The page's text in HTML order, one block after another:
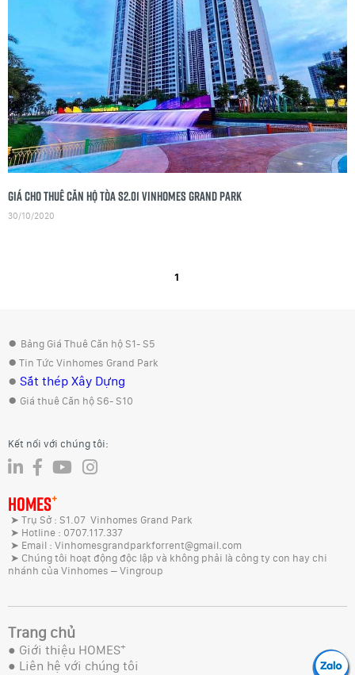
Giá cho thuê căn hộ tòa S2.01 Vinhomes Grand Park
30/10/2020
1
● Bảng Giá Thuê Căn hộ S1- S5
● Tin Tức Vinhomes Grand Park
● Sắt thép Xây Dựng
● Giá thuê Căn hộ S6- S10
Kết nối với chúng tôi:
HOMES+
➤ Trụ Sở : S1.07 Vinhomes Grand Park
➤ Hotline : 0707.117.337
➤ Email : Vinhomesgrandparkforrent@gmail.com
➤ Chúng tôi hoạt động độc lập và không phải là công ty con hay chi
nhánh của Vinhomes – Vingroup
Trang chủ
● Giới thiệu HOMES+
● Liên hệ với chúng tôi